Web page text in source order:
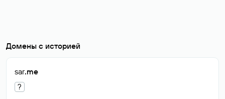
Домены с историей
sar.me
?